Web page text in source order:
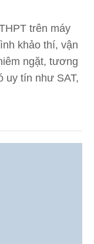
trên máy
khảo thí, vận
ngặt, tương
uy tín như SAT,